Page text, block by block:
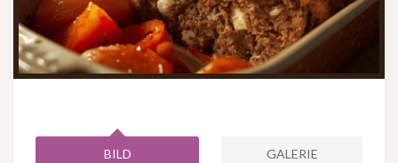
BILD GALERIE